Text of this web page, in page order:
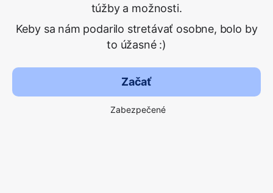
túžby a možnosti.
Keby sa nám podarilo stretávať osobne, bolo by
to úžasné :)
Začať
Zabezpečené